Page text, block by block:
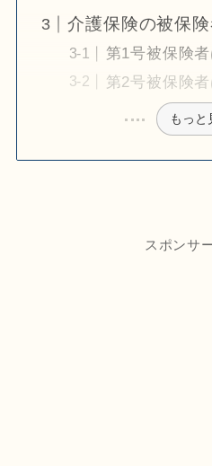
介護保険の被保
第1号被保険
第2号被保険
もっと
スポンサ